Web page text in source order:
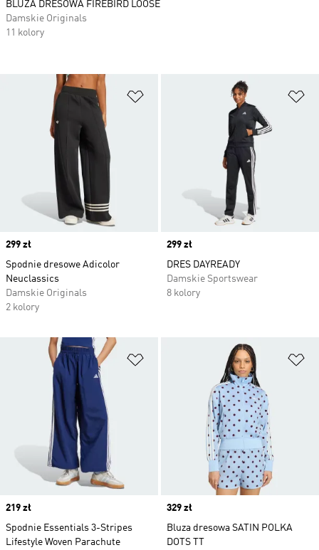
Dodaj do listy życzeń
Price
299 zł
Spodnie dresowe Adicolor
Neuclassics
Damskie Originals
2 kolory
Price
299 zł
DRES DAYREADY
Damskie Sportswear
8 kolory
Dodaj do listy życzeń
Price
219 zł
Spodnie Essentials 3-Stripes
Lifestyle Woven Parachute
Price
329 zł
Bluza dresowa SATIN POLKA
DOTS TT
BLUZA DRESOWA FIREBIRD LOOSE
Damskie Originals
11 kolory